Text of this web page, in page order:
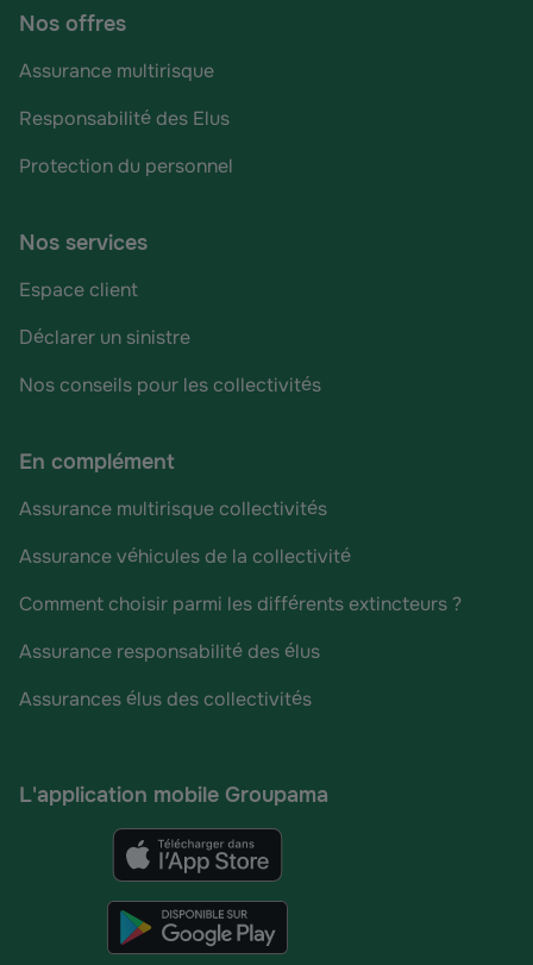
Nos offres
Assurance multirisque
Responsabilité des Elus
Protection du personnel
Nos services
Espace client
Déclarer un sinistre
Nos conseils pour les collectivités
En complément
Assurance multirisque collectivités
Assurance véhicules de la collectivité
Comment choisir parmi les différents extincteurs ?
Assurance responsabilité des élus
Assurances élus des collectivités
L'application mobile Groupama